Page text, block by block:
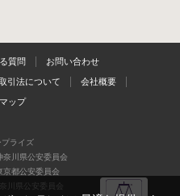
質問 お問い合わせ
引法について 会社概要
ップ
ライズ
川県公安委員会
都公安委員会
川県公安委員会